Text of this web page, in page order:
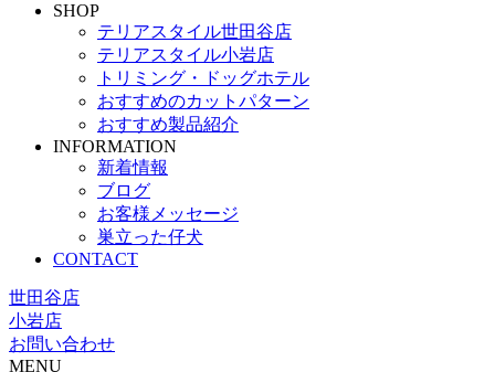
SHOP
テリアスタイル世田谷店
テリアスタイル小岩店
トリミング・ドッグホテル
おすすめのカットパターン
おすすめ製品紹介
INFORMATION
新着情報
ブログ
お客様メッセージ
巣立った仔犬
CONTACT
世田谷店
小岩店
お問い合わせ
MENU